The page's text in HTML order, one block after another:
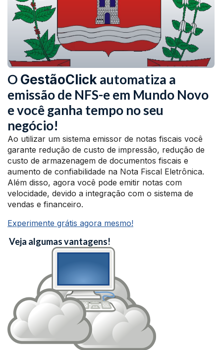
O GestãoClick automatiza a
emissão de NFS-e em Mundo Novo
e você ganha tempo no seu
negócio!
Ao utilizar um sistema emissor de notas fiscais você
garante redução de custo de impressão, redução de
custo de armazenagem de documentos fiscais e
aumento de confiabilidade na Nota Fiscal Eletrônica.
Além disso, agora você pode emitir notas com
velocidade, devido a integração com o sistema de
vendas e financeiro.
Experimente grátis agora mesmo!
Veja algumas vantagens!